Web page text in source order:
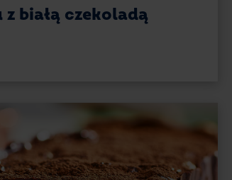
blok miodowo-czekoladowy.
postępowania jest
się w Twoje potrzeby
Ciebie i Twoich gości!
przy sobie
białą czekoladą